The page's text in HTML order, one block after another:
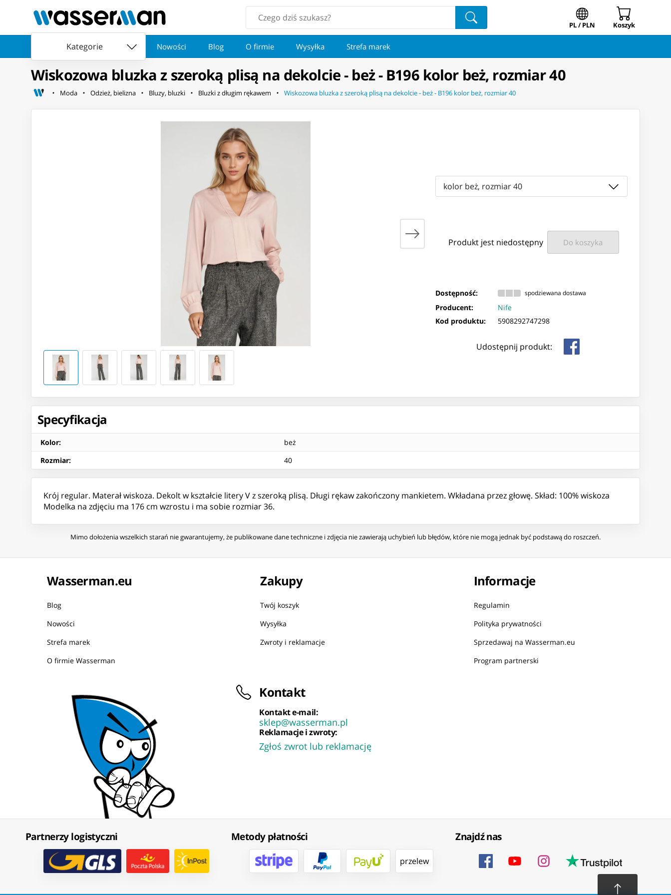
PL / PLN Koszyk
Kategorie Nowości Blog O firmie Wysyłka Strefa marek
Wiskozowa bluzka z szeroką plisą na dekolcie - beż - B196 kolor beż, rozmiar 40
Moda Odzież, bielizna Bluzy, bluzki Bluzki z długim rękawem Wiskozowa bluzka z szeroką plisą na dekolcie - beż - B196 kolor beż, rozmiar 40
kolor beż, rozmiar 40
Produkt jest niedostępny Do koszyka
Dostępność: spodziewana dostawa
Producent:
Nife
Kod produktu:
5908292747298
Udostępnij produkt:
Specyfikacja
Kolor:
beż
Rozmiar: 40
Krój regular. Materał wiskoza. Dekolt w kształcie litery V z szeroką plisą. Długi rękaw zakończony mankietem. Wkładana przez głowę. Skład: 100% wiskoza
Modelka na zdjęciu ma 176 cm wzrostu i ma sobie rozmiar 36.
Mimo dołożenia wszelkich starań nie gwarantujemy, że publikowane dane techniczne i zdjęcia nie zawierają uchybień lub błędów, które nie mogą jednak być podstawą do roszczeń.
Wasserman.eu
Blog
Nowości
Strefa marek
O firmie Wasserman
Zakupy
Twój koszyk
Wysyłka
Zwroty i reklamacje
Informacje
Regulamin
Polityka prywatności
Sprzedawaj na Wasserman.eu
Program partnerski
Kontakt
Kontakt e-mail:
sklep@wasserman.pl
Reklamacje i zwroty:
Zgłoś zwrot lub reklamację
Partnerzy logistyczni Metody płatności
przelew
Znajdź nas